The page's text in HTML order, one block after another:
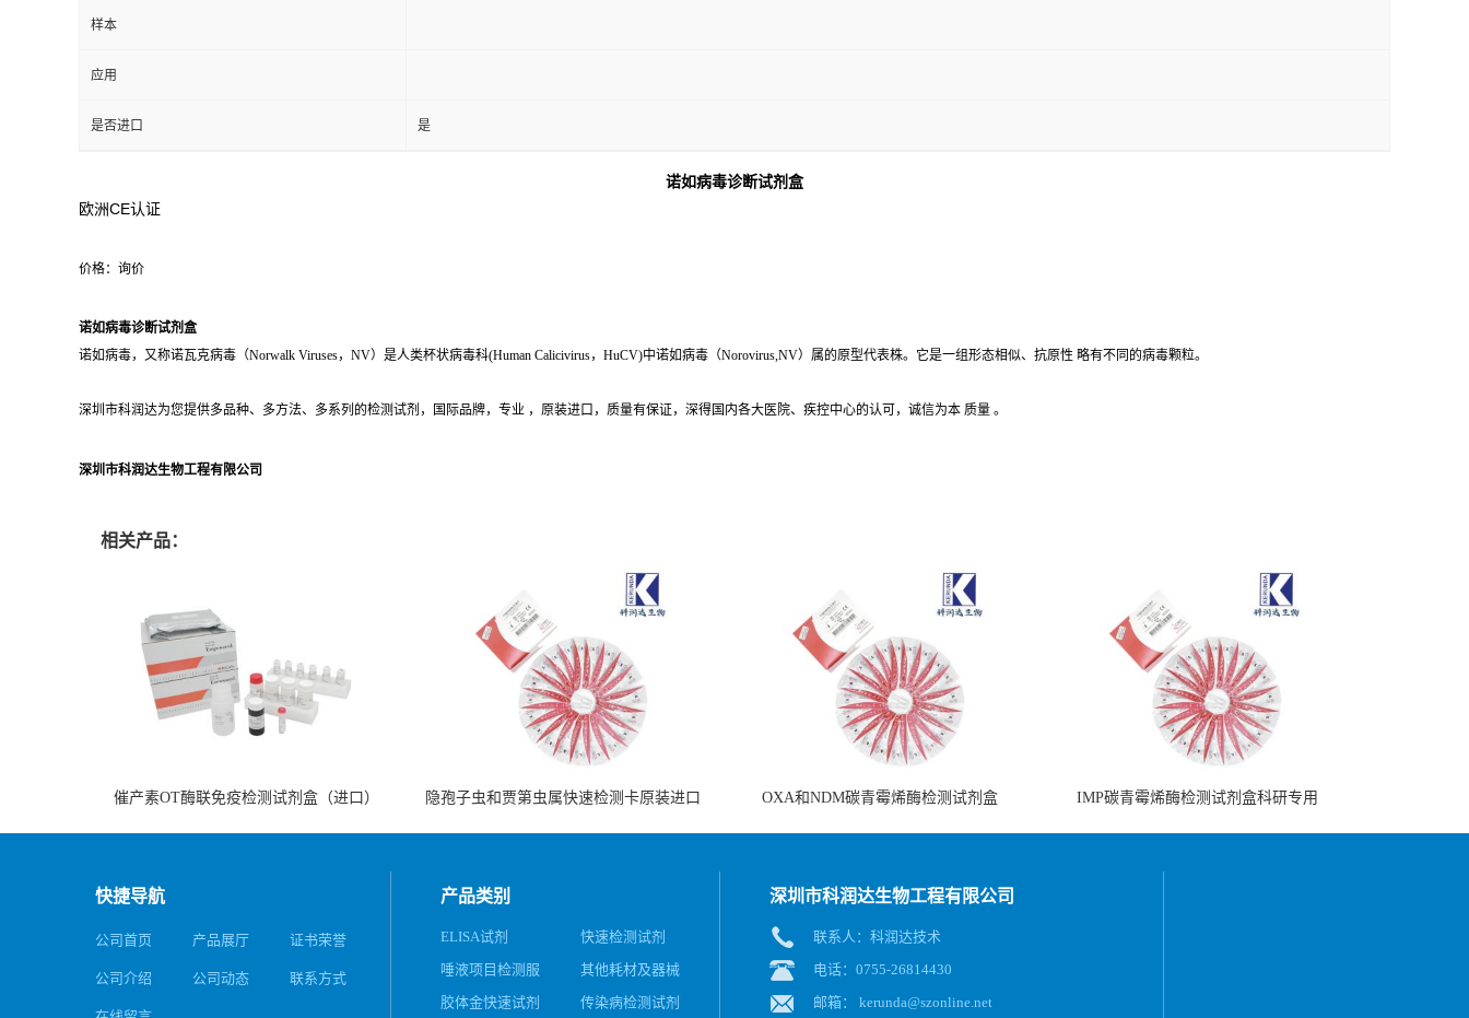
样本
应用
是否进口 是
诺如病毒诊断试剂盒
欧洲CE认证
价格：询价
诺如病毒诊断试剂盒
诺如病毒，又称诺瓦克病毒（Norwalk Viruses，NV）是人类杯状病毒科(Human Calicivirus，HuCV)中诺如病毒（Norovirus,NV）属的原型代表株。它是一组形态相似、抗原性 略有不同的病毒颗粒。
深圳市科润达为您提供多品种、多方法、多系列的检测试剂，国际品牌，专业 ，原装进口，质量有保证，深得国内各大医院、疾控中心的认可，诚信为本 质量 。
深圳市科润达生物工程有限公司
相关产品：
催产素OT酶联免疫检测试剂盒（进口） 隐孢子虫和贾第虫属快速检测卡原装进口 OXA和NDM碳青霉烯酶检测试剂盒 IMP碳青霉烯酶检测试剂盒科研专用
快捷导航
公司首页 产品展厅 证书荣誉
公司介绍 公司动态 联系方式
产品类别
ELISA试剂
快速检测试剂
唾液项目检测服
务
其他耗材及器械
胶体金快速试剂
传染病检测试剂
深圳市科润达生物工程有限公司
联系人：科润达技术
电话：0755-26814430
邮箱： kerunda@szonline.net